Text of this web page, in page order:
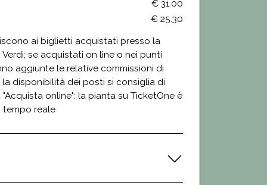
€ 31.00
€ 25.30
ai biglietti acquistati presso la
se acquistati on line o nei punti
aggiunte le relative commissioni di
la disponibilità dei posti si consiglia di
online": la pianta su TicketOne è
tempo reale